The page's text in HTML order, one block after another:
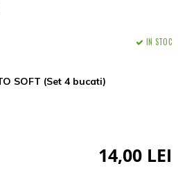
SOFT (Set 4 bucati)
IN STOC
14,00 LEI